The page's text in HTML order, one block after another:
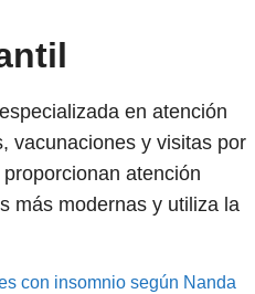
en atención
vacunaciones y visitas por
atención
más modernas y utiliza la
con insomnio según Nanda